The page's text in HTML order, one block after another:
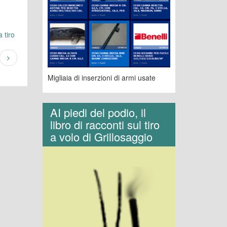
tiro
Migliaia di inserzioni di armi usate
AI piedi del podio, il
libro di racconti sul tiro
a volo di Grillosaggio